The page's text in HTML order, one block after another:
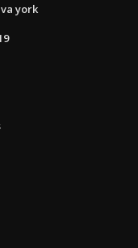
york